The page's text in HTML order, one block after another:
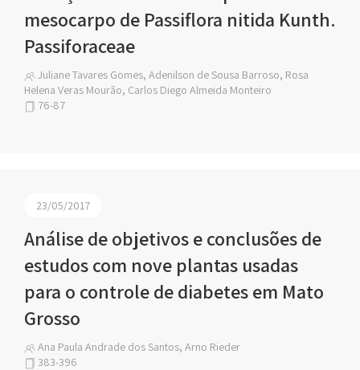
mesocarpo de Passiflora nitida Kunth.
Passiforaceae
Juliane Tavares Gomes, Adenilson de Sousa Barroso, Rosa
Helena Veras Mourão, Carlos Diego Almeida Monteiro
76-87
23/05/2017
Análise de objetivos e conclusões de
estudos com nove plantas usadas
para o controle de diabetes em Mato
Grosso
Ana Paula Andrade dos Santos, Arno Rieder
383-396